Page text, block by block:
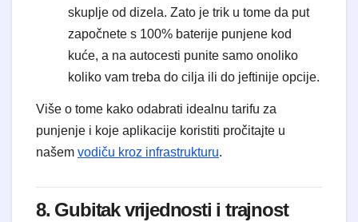
skuplje od dizela. Zato je trik u tome da put
započnete s 100% baterije punjene kod
kuće, a na autocesti punite samo onoliko
koliko vam treba do cilja ili do jeftinije opcije.
Više o tome kako odabrati idealnu tarifu za
punjenje i koje aplikacije koristiti pročitajte u
našem vodiču kroz infrastrukturu.
8. Gubitak vrijednosti i trajnost